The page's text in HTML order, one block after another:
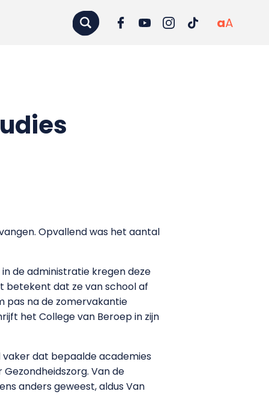
aA
Opvallend was het aantal
de administratie kregen deze
betekent dat ze van school af
pas na de zomervakantie
het College van Beroep in zijn
vaker dat bepaalde academies
Van de
anders geweest, aldus Van